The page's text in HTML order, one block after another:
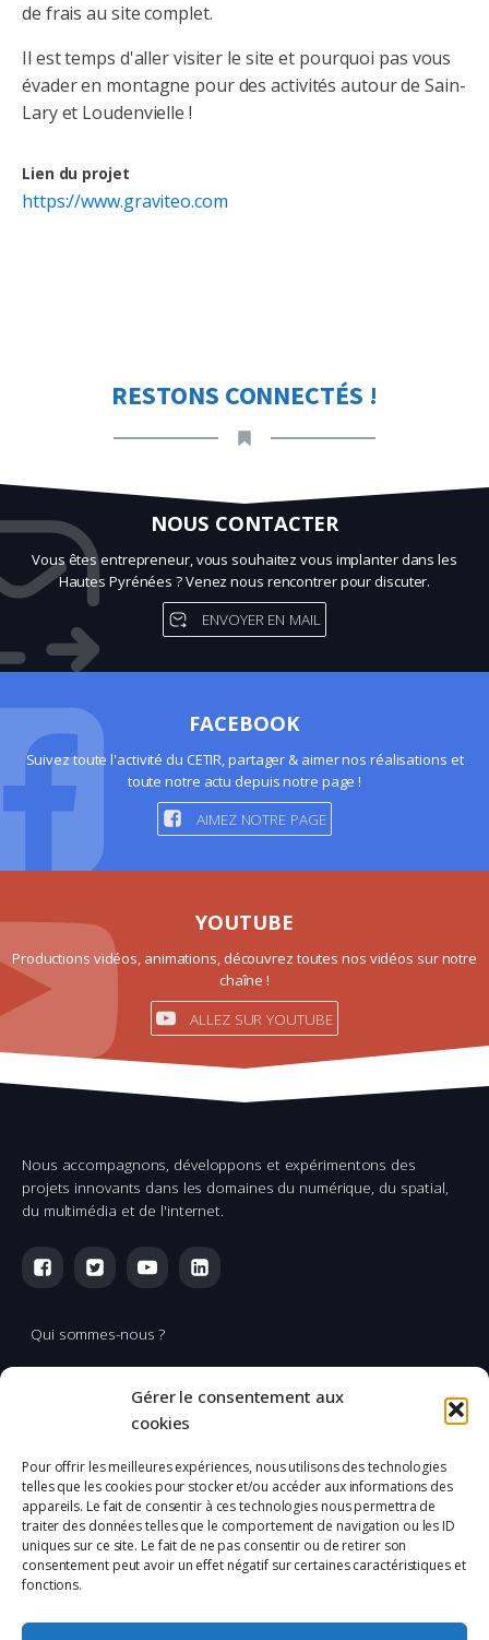
Gérer le consentement aux
cookies
Pour offrir les meilleures expériences, nous utilisons des technologies
telles que les cookies pour stocker et/ou accéder aux informations des
appareils. Le fait de consentir à ces technologies nous permettra de
traiter des données telles que le comportement de navigation ou les ID
uniques sur ce site. Le fait de ne pas consentir ou de retirer son
consentement peut avoir un effet négatif sur certaines caractéristiques et
fonctions.
de frais au site complet.
Il est temps d'aller visiter le site et pourquoi pas vous
évader en montagne pour des activités autour de Sain-
Lary et Loudenvielle !
Lien du projet
https://www.graviteo.com
RESTONS CONNECTÉS !
NOUS CONTACTER
Vous êtes entrepreneur, vous souhaitez vous implanter dans les
Hautes Pyrénées ? Venez nous rencontrer pour discuter.
ENVOYER EN MAIL
FACEBOOK
Suivez toute l'activité du CETIR, partager & aimer nos réalisations et
toute notre actu depuis notre page !
AIMEZ NOTRE PAGE
YOUTUBE
Productions vidéos, animations, découvrez toutes nos vidéos sur notre
chaîne !
ALLEZ SUR YOUTUBE
Nous accompagnons, développons et expérimentons des
projets innovants dans les domaines du numérique, du spatial,
du multimédia et de l'internet.
Qui sommes-nous ?
Multimédia
Réalisation & production vidéo
L'Incubation
Mentions légales